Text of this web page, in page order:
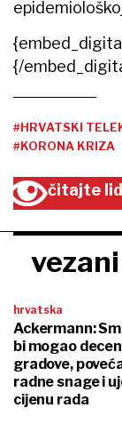
{/
#HRVATSKI
#KORONA KRIZA
čitajte
hrvatska
Ackermann:
bi mogao
gradove,
radne snage i
cijenu rada